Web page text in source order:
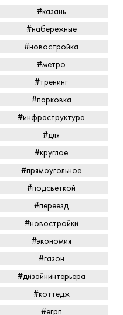
#казань
#набережные
#новостройка
#метро
#тренинг
#парковка
#инфраструктура
#для
#круглое
#прямоугольное
#подсветкой
#переезд
#новостройки
#экономия
#газон
#дизайнинтерьера
#коттедж
#егрп